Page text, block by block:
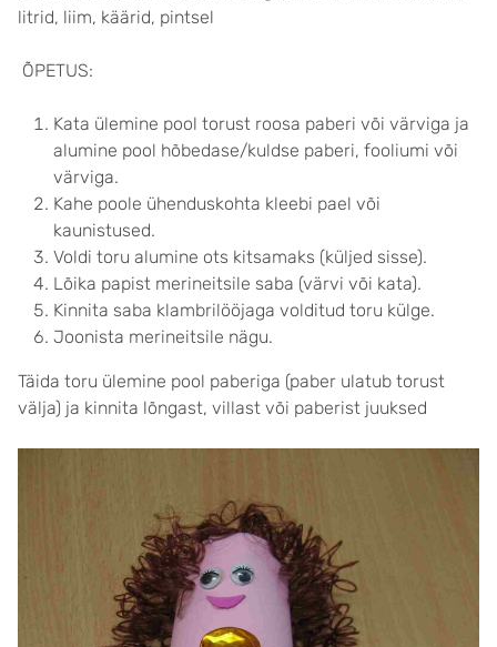
litrid, liim, käärid, pintsel
ÕPETUS:
Kata ülemine pool torust roosa paberi või värviga ja
alumine pool hõbedase/kuldse paberi, fooliumi või
värviga.
Kahe poole ühenduskohta kleebi pael või
kaunistused.
Voldi toru alumine ots kitsamaks (küljed sisse).
Lõika papist merineitsile saba (värvi või kata).
Kinnita saba klambrilööjaga volditud toru külge.
Joonista merineitsile nägu.
Täida toru ülemine pool paberiga (paber ulatub torust
välja) ja kinnita lõngast, villast või paberist juuksed